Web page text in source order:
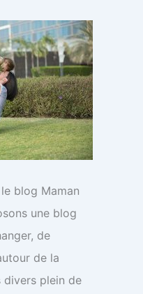
blog Maman
une blog
de
de la
divers plein de